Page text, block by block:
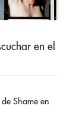
en el
Shame en